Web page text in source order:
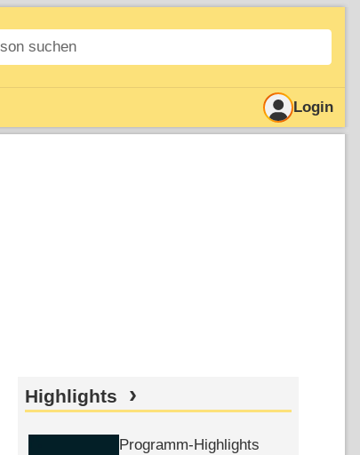
Login
Highlights
Programm-Highlights